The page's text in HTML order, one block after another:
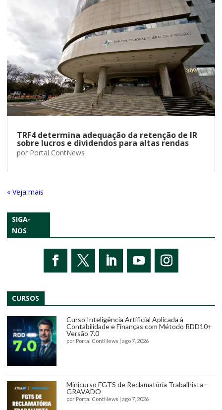
TRF4 determina adequação da retenção de IR
sobre lucros e dividendos para altas rendas
por Portal ContNews
« Entradas Antigas
SIGA-
NOS
CURSOS
Curso Inteligência Artificial Aplicada à
Contabilidade e Finanças com Método RDD10+
Versão 7.0
por Portal ContNews ago 7, 2026
Minicurso FGTS de Reclamatória Trabalhista –
GRAVADO
por Portal ContNews ago 7, 2026